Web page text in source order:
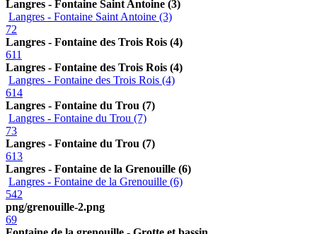
Langres - Fontaine Saint Antoine (3)
Langres - Fontaine Saint Antoine (3)
72
Langres - Fontaine des Trois Rois (4)
611
Langres - Fontaine des Trois Rois (4)
Langres - Fontaine des Trois Rois (4)
614
Langres - Fontaine du Trou (7)
Langres - Fontaine du Trou (7)
73
Langres - Fontaine du Trou (7)
613
Langres - Fontaine de la Grenouille (6)
Langres - Fontaine de la Grenouille (6)
542
png/grenouille-2.png
69